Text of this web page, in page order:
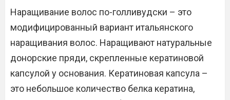
Наращивание волос по-голливудски – это
модифицированный вариант итальянского
наращивания волос. Наращивают натуральные
донорские пряди, скрепленные кератиновой
капсулой у основания. Кератиновая капсула –
это небольшое количество белка кератина,